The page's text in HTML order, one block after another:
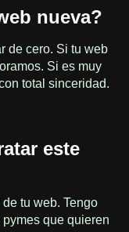
nueva?
de cero. Si tu web
Si es muy
total sinceridad.
este
tu web. Tengo
que quieren